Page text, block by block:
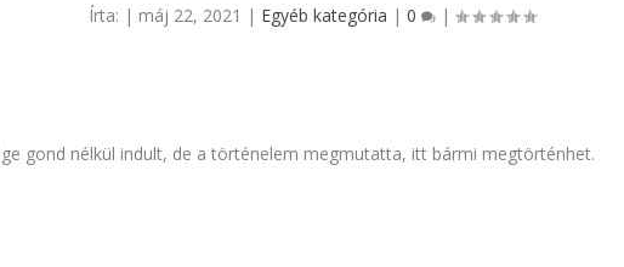
Írta: | máj 22, 2021 | Egyéb kategória | 0 |
gond nélkül indult, de a történelem megmutatta, itt bármi megtörténhet.